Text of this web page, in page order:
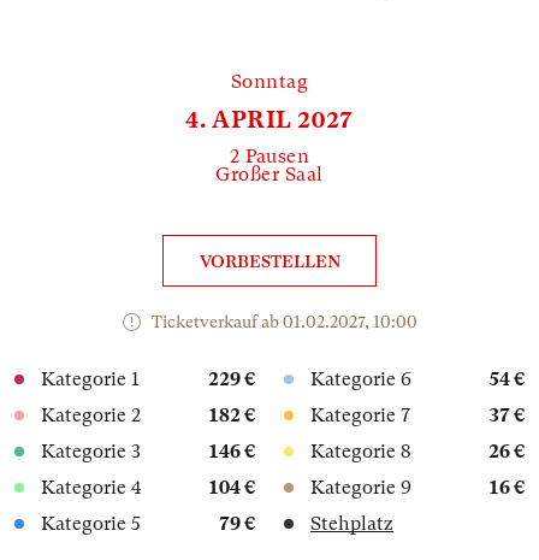
Sonntag
4. APRIL 2027
2 Pausen
Großer Saal
VORBESTELLEN
Ticketverkauf ab 01.02.2027, 10:00
Kategorie 1
229 €
Kategorie 2
182 €
Kategorie 3
146 €
Kategorie 4
104 €
Kategorie 5
79 €
Kategorie 6
54 €
Kategorie 7
37 €
Kategorie 8
26 €
Kategorie 9
16 €
Stehplatz